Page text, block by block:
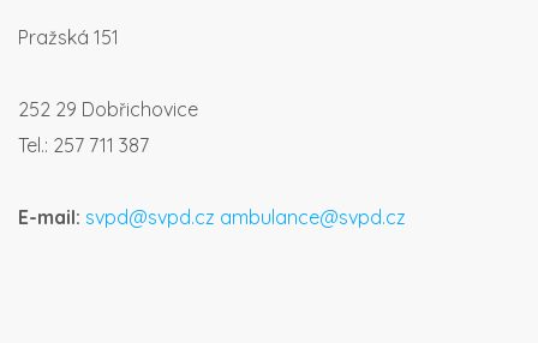
Pražská 151
252 29 Dobřichovice
Tel.: 257 711 387
E-mail: svpd@svpd.cz ambulance@svpd.cz